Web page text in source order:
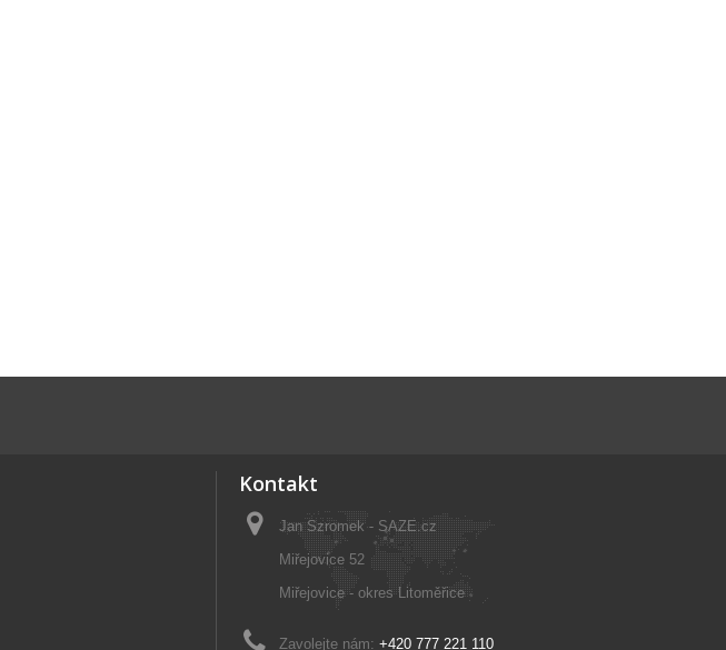
Kontakt
Jan Szromek - SAZE.cz
Miřejovice 52
Miřejovice - okres Litoměřice
Zavolejte nám:+420 777 221 110